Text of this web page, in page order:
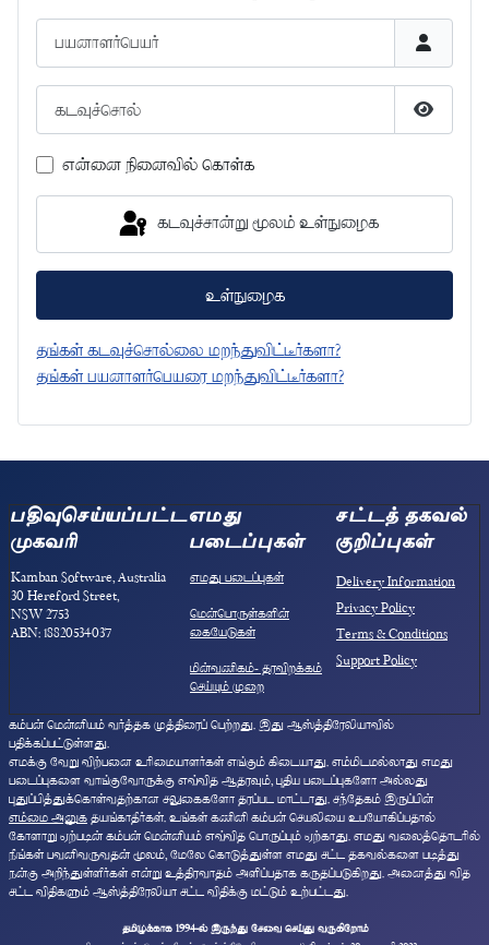
என்னை நினைவில் கொள்க
கடவுச்சான்று மூலம் உள்நுழைக
உள்நுழைக
தங்கள் கடவுச்சொல்லை மறந்துவிட்டீர்களா?
தங்கள் பயனாளர்பெயரை மறந்துவிட்டீர்களா?
பதிவுசெய்யப்பட்ட
முகவரி
Kamban Software, Australia
30 Hereford Street,
NSW 2753
ABN: 18820534037
எமது
படைப்புகள்
எமது படைப்புகள்
மென்பொருள்களின்
கையேடுகள்
மின்வணிகம்- தரவிறக்கம்
செய்யும் முறை
சட்டத் தகவல்
குறிப்புகள்
Delivery Information
Privacy Policy
Terms & Conditions
Support Policy
கம்பன் மென்னியம் வர்த்தக முத்திரைப் பெற்றது. இது ஆஸ்த்திரேலியாவில்
பதிக்கப்பட்டுள்ளது.
எமக்கு வேறு விற்பனை உரிமையாளர்கள் எங்கும் கிடையாது. எம்மிடமல்லாது எமது
படைப்புகளை வாங்குவோருக்கு எவ்வித ஆதரவும், புதிய படைப்புகளோ அல்லது
புதுப்பித்துக்கொள்வதற்கான சலுகைகளோ தரப்பட மாட்டாது. சந்தேகம் இருப்பின்
எம்மை அனுக தயங்காதீர்கள். உங்கள் கணினி கம்பன் செயலியை உபயோகிப்பதால்
கோளாறு ஏற்படின் கம்பன் மென்னியம் எவ்வித பொருப்பும் ஏற்காது. எமது வலைத்தொடரில்
நீங்கள் பவனிவருவதன் மூலம், மேலே கொடுத்துள்ள எமது சட்ட தகவல்களை படித்து
நன்கு அறிந்துள்ளீர்கள் என்று உத்திரவாதம் அளிப்பதாக கருதப்படுகிறது. அனைத்து வித
சட்ட விதிகளும் ஆஸ்த்திரேலியா சட்ட விதிக்கு மட்டும் உற்பட்டது.
தமிழுக்காக 1994-ல் இருந்து சேவை செய்து வருகிறோம்